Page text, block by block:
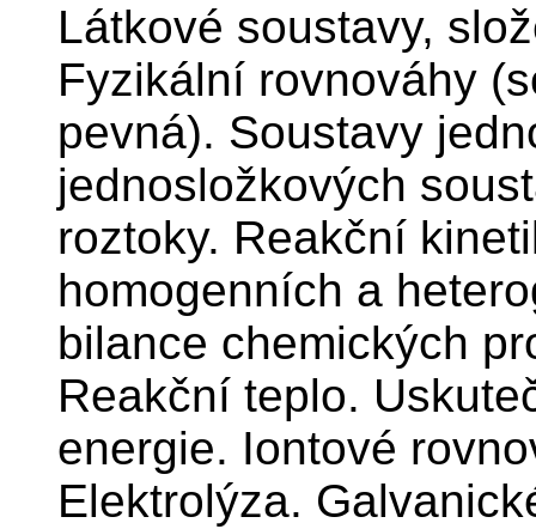
Látkové soustavy,
Fyzikální rovnováhy
pevná). Soustavy
jednosložkových
roztoky. Reakční
homogenních a
bilance chemických
Reakční teplo.
energie. Iontové
Elektrolýza.